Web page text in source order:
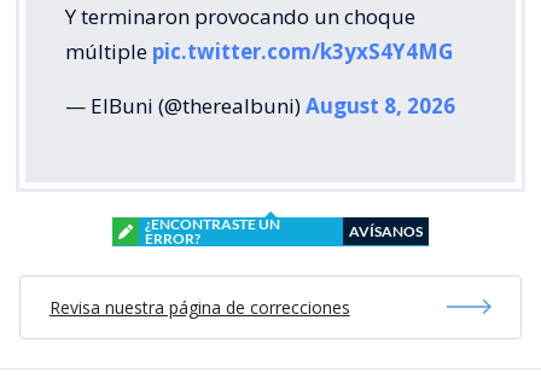
Y terminaron provocando un choque
múltiple pic.twitter.com/k3yxS4Y4MG
— ElBuni (@therealbuni)August 8, 2026
¿ENCONTRASTE UN
ERROR?
AVÍSANOS
Revisa nuestra página de correcciones